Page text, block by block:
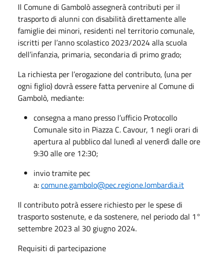
Il Comune di Gambolò assegnerà contributi per il
trasporto di alunni con disabilità direttamente alle
famiglie dei minori, residenti nel territorio comunale,
iscritti per l’anno scolastico 2023/2024 alla scuola
dell’infanzia, primaria, secondaria di primo grado;
La richiesta per l’erogazione del contributo, (una per
ogni figlio) dovrà essere fatta pervenire al Comune di
Gambolò, mediante:
consegna a mano presso l’ufficio Protocollo
Comunale sito in Piazza C. Cavour, 1 negli orari di
apertura al pubblico dal lunedì al venerdì dalle ore
9:30 alle ore 12:30;
invio tramite pec
a:comune.gambolo@pec.regione.lombardia.it
Il contributo potrà essere richiesto per le spese di
trasporto sostenute, e da sostenere, nel periodo dal 1°
settembre 2023 al 30 giugno 2024.
Requisiti di partecipazione